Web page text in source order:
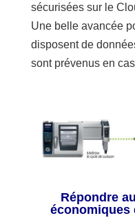
sécurisées sur le
Une belle avancée
disposent de
sont prévenus en
Répondre
économiques